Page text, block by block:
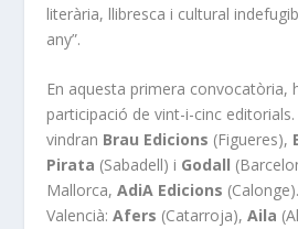
literària, llibresca i cultural
any”.
En aquesta primera convocatòria,
participació de vint-i-cinc
vindran Brau Edicions (Figueres),
Pirata (Sabadell) i Godall
Mallorca,AdiA Edicions
Valencià:Afers (Catarroja),Aila